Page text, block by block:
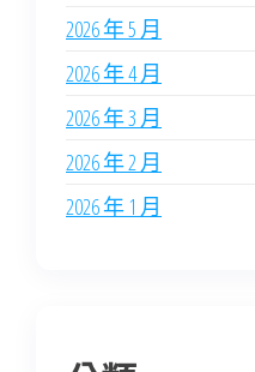
2026 年 5 月
2026 年 4 月
2026 年 3 月
2026 年 2 月
2026 年 1 月